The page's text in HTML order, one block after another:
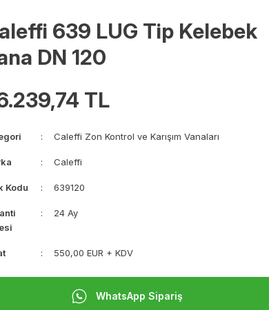
639 LUG Tip Kelebek
DN 120
TL
Caleffi Zon Kontrol ve Karışım Vanaları
Caleffi
Kodu 639120
24 Ay
550,00 EUR + KDV
WhatsApp Sipariş